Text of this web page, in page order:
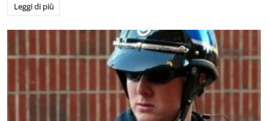
Leggi di più